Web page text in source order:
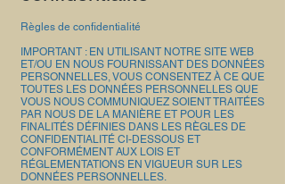
Règles de confidentialité
IMPORTANT : EN UTILISANT NOTRE SITE WEB
ET/OU EN NOUS FOURNISSANT DES DONNÉES
PERSONNELLES, VOUS CONSENTEZ À CE QUE
TOUTES LES DONNÉES PERSONNELLES QUE
VOUS NOUS COMMUNIQUEZ SOIENT TRAITÉES
PAR NOUS DE LA MANIÈRE ET POUR LES
FINALITÉS DÉFINIES DANS LES RÈGLES DE
CONFIDENTIALITÉ CI-​DESSOUS ET
CONFORMÉMENT AUX LOIS ET
RÉGLEMENTATIONS EN VIGUEUR SUR LES
DONNÉES PERSONNELLES.